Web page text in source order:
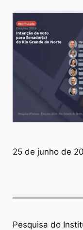
25 de junho de
Pesquisa do